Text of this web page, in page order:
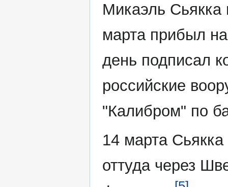
Микаэль
марта прибыл
день подписал
российские
"Калибром" по
14 марта
оттуда через